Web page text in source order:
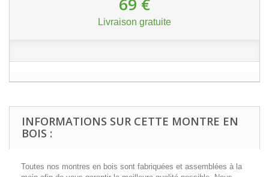
69 €
Livraison gratuite
INFORMATIONS SUR CETTE MONTRE EN
BOIS :
Toutes nos montres en bois sont fabriquées et assemblées à la